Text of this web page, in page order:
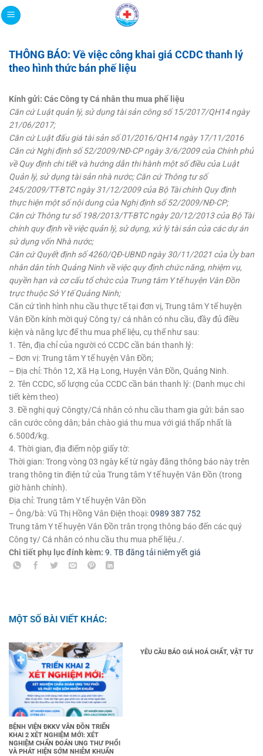
Bỏ
qua
dung
THÔNG BÁO: Về việc công khai giá CCDC thanh lý
theo hình thức bán phế liệu
Kính gửi: Các Công ty Cá nhân thu mua phế liệu
Căn cứ Luật quản lý, sử dụng tài sản công số 15/2017/QH14 ngày
21/06/2017;
Căn cứ Luật đấu giá tài sản số 01/2016/QH14 ngày 17/11/2016
Căn cứ Nghị định số 52/2009/NĐ-CP ngày 3/6/2009 của Chính phủ
về Quy định chi tiết và hướng dẫn thi hành một số điều của Luật
Quản lý, sử dụng tài sản nhà nước; Căn cứ Thông tư số
245/2009/TT-BTC ngày 31/12/2009 của Bộ Tài chính Quy định
thực hiện một số nội dung của Nghị định số 52/2009/NĐ-CP;
Căn cứ Thông tư số 198/2013/TT-BTC ngày 20/12/2013 của Bộ Tài
chính quy định về việc quản lý, sử dụng, xử lý tài sản của các dự án
sử dụng vốn Nhà nước;
Căn cứ Quyết định số 4260/QĐ-UBND ngày 30/11/2021 của Ủy ban
nhân dân tỉnh Quảng Ninh về việc quy định chức năng, nhiệm vụ,
quyền hạn và cơ cấu tổ chức của Trung tâm Y tế huyện Vân Đồn
trực thuộc Sở Y tế Quảng Ninh;
Căn cứ tình hình nhu cầu thực tế tại đơn vị, Trung tâm Y tế huyện
Vân Đồn kính mời quý Công ty/ cá nhân có nhu cầu, đầy đủ điều
kiện và năng lực để thu mua phế liệu, cụ thể như sau:
1. Tên, địa chỉ của người có CCDC cần bán thanh lý:
– Đơn vị: Trung tâm Y tế huyện Vân Đồn;
– Địa chỉ: Thôn 12, Xã Hạ Long, Huyện Vân Đồn, Quảng Ninh.
2. Tên CCDC, số lượng của CCDC cần bán thanh lý: (Danh mục chi
tiết kèm theo)
3. Đề nghị quý Côngty/Cá nhân có nhu cầu tham gia gửi: bản sao
căn cước công dân; bản chào giá thu mua với giá thấp nhất là
6.500đ/kg.
4. Thời gian, địa điểm nộp giấy tờ:
Thời gian: Trong vòng 03 ngày kể từ ngày đăng thông báo này trên
trang thông tin điện tử của Trung tâm Y tế huyện Vân Đồn (trong
giờ hành chính).
Địa chỉ: Trung tâm Y tế huyện Vân Đồn
– Ông/bà: Vũ Thị Hồng Vân Điện thoại:0989 387 752
Trung tâm Y tế huyện Vân Đồn trân trọng thông báo đến các quý
Công ty/ Cá nhân có nhu cầu thu mua phế liệu./.
Chi tiết phụ lục đính kèm: 9. TB đăng tải niêm yết giá
MỘT SỐ BÀI VIẾT KHÁC:
BỆNH VIỆN ĐKKV VÂN ĐỒN TRIỂN
KHAI 2 XÉT NGHIỆM MỚI: XÉT
NGHIỆM CHẨN ĐOÁN UNG THƯ PHỔI
VÀ PHÁT HIỆN SỚM NHIỄM KHUẨN
YÊU CẦU BÁO GIÁ HOÁ CHẤT, VẬT TƯ